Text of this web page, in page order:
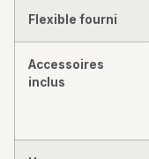
Flexible fourni
Accessoires
inclus